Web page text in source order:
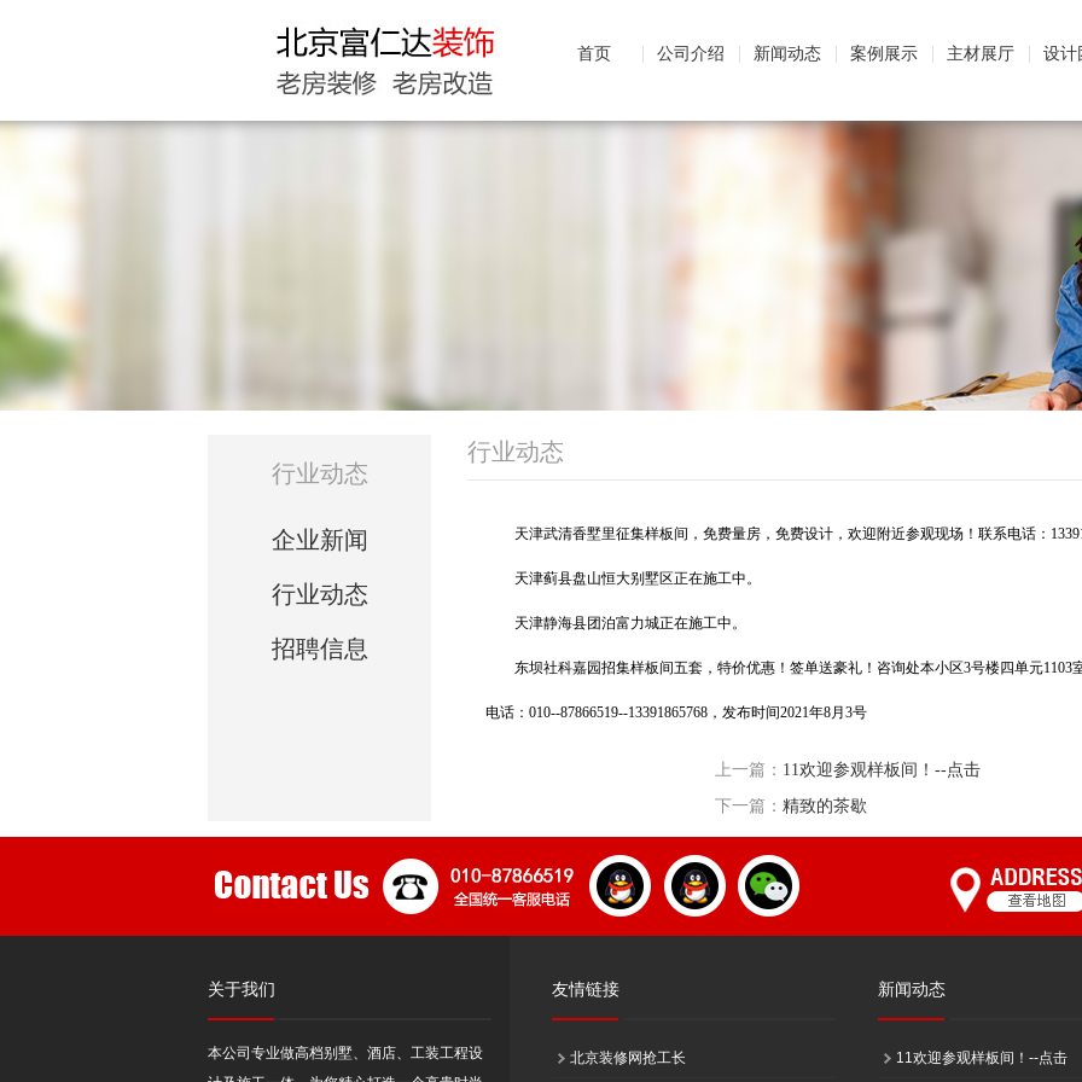
首页 公司介绍 新闻动态 案例展示 主材展厅 设计
行业动态
企业新闻
行业动态
招聘信息
行业动态
天津武清香墅里征集样板间，免费量房，免费设计，欢迎附近参观现场！联系电话：
天津蓟县盘山恒大别墅区正在施工中。
天津静海县团泊富力城正在施工中。
东坝社科嘉园招集样板间五套，特价优惠！签单送豪礼！咨询处本小区3号楼四单元1103
电话：010--87866519--13391865768，发布时间2021年8月3号
上一篇： 11欢迎参观样板间！--点击
下一篇： 精致的茶歇
关于我们
本公司专业做高档别墅、酒店、工装工程设
友情链接
北京装修网抢工长
新闻动态
11欢迎参观样板间！--点击